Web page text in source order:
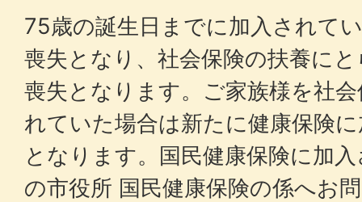
75歳の誕生日までに加入されて
喪失となり、社会保険の扶養に
喪失となります。ご家族様を社
れていた場合は新たに健康保険
となります。国民健康保険に加
の市役所 国民健康保険の係へお